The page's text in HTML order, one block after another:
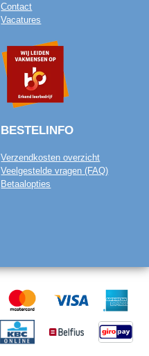
Contact
Vacatures
BESTELINFO
Verzendkosten overzicht
Veelgestelde vragen (FAQ)
Betaalopties